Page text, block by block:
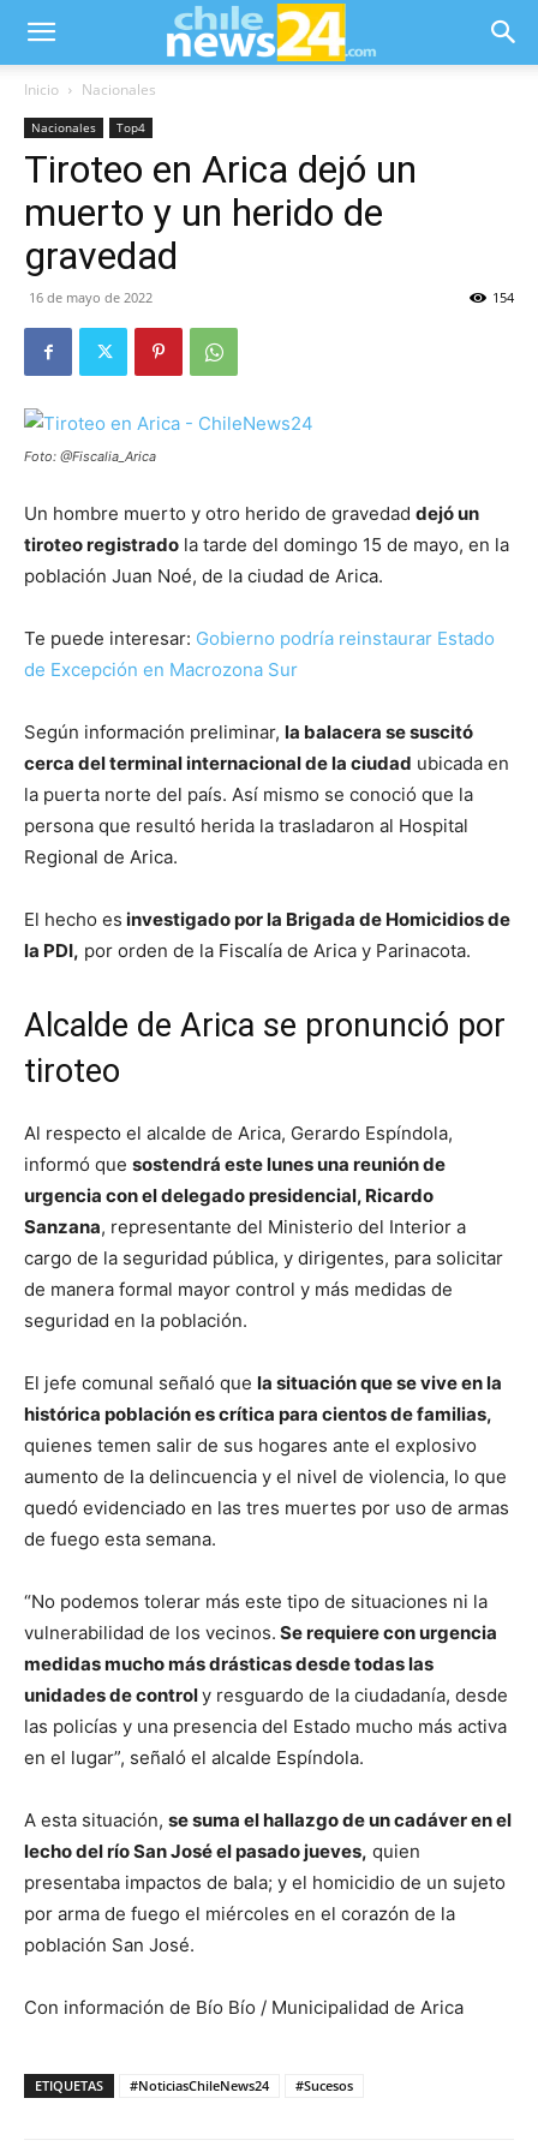
Inicio Nacionales
Nacionales Top4
Tiroteo en Arica dejó un
muerto y un herido de
gravedad
16 de mayo de 2022 154
Foto: @Fiscalia_Arica
Un hombre muerto y otro herido de gravedad dejó un
tiroteo registrado la tarde del domingo 15 de mayo, en la
población Juan Noé, de la ciudad de Arica.
Te puede interesar: Gobierno podría reinstaurar Estado
de Excepción en Macrozona Sur
Según información preliminar, la balacera se suscitó
cerca del terminal internacional de la ciudad ubicada en
la puerta norte del país. Así mismo se conoció que la
persona que resultó herida la trasladaron al Hospital
Regional de Arica.
El hecho es investigado por la Brigada de Homicidios de
la PDI, por orden de la Fiscalía de Arica y Parinacota.
Alcalde de Arica se pronunció por
tiroteo
Al respecto el alcalde de Arica, Gerardo Espíndola,
informó que sostendrá este lunes una reunión de
urgencia con el delegado presidencial, Ricardo
Sanzana, representante del Ministerio del Interior a
cargo de la seguridad pública, y dirigentes, para solicitar
de manera formal mayor control y más medidas de
seguridad en la población.
El jefe comunal señaló que la situación que se vive en la
histórica población es crítica para cientos de familias,
quienes temen salir de sus hogares ante el explosivo
aumento de la delincuencia y el nivel de violencia, lo que
quedó evidenciado en las tres muertes por uso de armas
de fuego esta semana.
“No podemos tolerar más este tipo de situaciones ni la
vulnerabilidad de los vecinos. Se requiere con urgencia
medidas mucho más drásticas desde todas las
unidades de controly resguardo de la ciudadanía, desde
las policías y una presencia del Estado mucho más activa
en el lugar”, señaló el alcalde Espíndola.
A esta situación, se suma el hallazgo de un cadáver en el
lecho del río San José el pasado jueves, quien
presentaba impactos de bala; y el homicidio de un sujeto
por arma de fuego el miércoles en el corazón de la
población San José.
Con información de Bío Bío / Municipalidad de Arica
ETIQUETAS #NoticiasChileNews24 #Sucesos